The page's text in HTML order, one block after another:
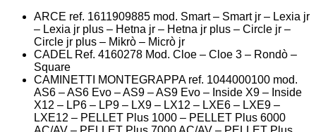
ARCE ref. 1611909885 mod. Smart – Smart jr – Lexia jr
– Lexia jr plus – Hetna jr – Hetna jr plus – Circle jr –
Circle jr plus – Mikrò – Micrò jr
CADEL Ref. 4160278 Mod. Cloe – Cloe 3 – Rondò –
Square
CAMINETTI MONTEGRAPPA ref. 1044000100 mod.
AS6 – AS6 Evo – AS9 – AS9 Evo – Inside X9 – Inside
X12 – LP6 – LP9 – LX9 – LX12 – LXE6 – LXE9 –
LXE12 – PELLET Plus 1000 – PELLET Plus 6000